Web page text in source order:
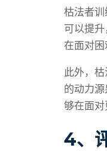
枯法者
可以提
在面对困
此外，
的动力
够在面对
4、